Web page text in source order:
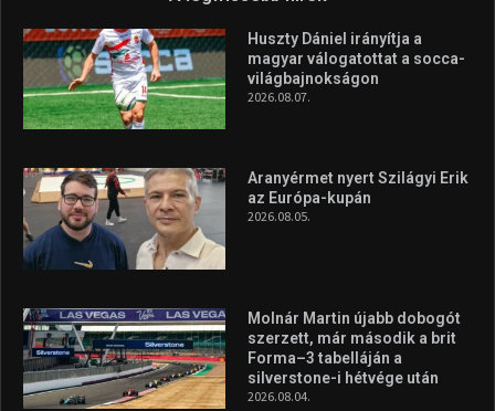
Huszty Dániel irányítja a
magyar válogatottat a socca-
világbajnokságon
2026.08.07.
Aranyérmet nyert Szilágyi Erik
az Európa-kupán
2026.08.05.
Molnár Martin újabb dobogót
szerzett, már második a brit
Forma–3 tabelláján a
silverstone-i hétvége után
2026.08.04.